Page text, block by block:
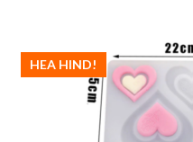
HEA HIND!